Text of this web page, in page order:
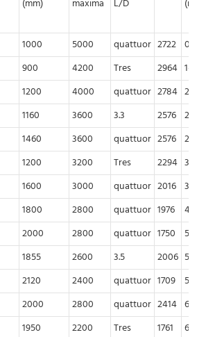
(mm) maxima L/D (m³/
1000 5000 quattuor 2722 0.5-5
900 4200 Tres 2964 1-6
1200 4000 quattuor 2784 2-6
1160 3600 3.3 2576 2-8
1460 3600 quattuor 2576 2-10
1200 3200 Tres 2294 3-12
1600 3000 quattuor 2016 3-15
1800 2800 quattuor 1976
4-25
2000 2800 quattuor 1750
5-35
1855 2600 3.5 2006 5-38
2120 2400 quattuor 1709
5-40
2000 2800 quattuor 2414 6-40
1950 2200 Tres 1761
6-45